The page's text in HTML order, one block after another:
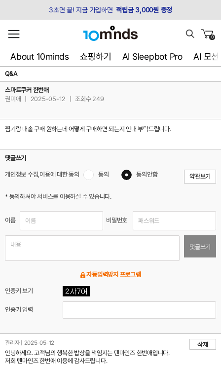
3초면 끝! 지금 가입하면 적립금 3,000원 증정
0
About 10minds 쇼핑하기 AI Sleepbot Pro AI 모션
Q&A
스마트쿠커 한번애
권미애
2025-05-12 조회수 249
찜기랑 내솥 구매 원하는데 어떻게 구매하면 되는지 안내 부탁드립니다.
댓글쓰기
개인정보 수집,이용에 대한 동의 동의 동의안함 약관보기
* 동의하셔야 서비스를 이용하실 수 있습니다.
이름 비밀번호
댓글쓰기
자동입력방지 프로그램
인증키 보기
인증키 입력
관리자 | 2025-05-12
삭제
안녕하세요. 고객님의 행복한 밥상을 책임지는 텐마인즈 한번애입니다.
저희 텐마인즈 한번애 이용에 감사드립니다.